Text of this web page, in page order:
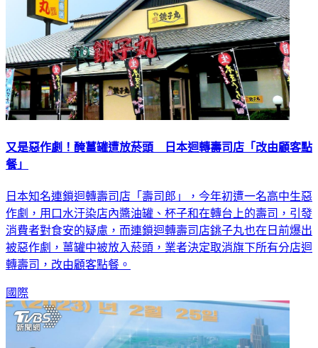
又是惡作劇！醃薑罐遭放菸頭 日本迴轉壽司店「改由顧客點
餐」
日本知名連鎖迴轉壽司店「壽司郎」，今年初遭一名高中生惡
作劇，用口水汙染店內醬油罐、杯子和在轉台上的壽司，引發
消費者對食安的疑慮，而連鎖迴轉壽司店銚子丸也在日前爆出
被惡作劇，薑罐中被放入菸頭，業者決定取消旗下所有分店迴
轉壽司，改由顧客點餐。
國際